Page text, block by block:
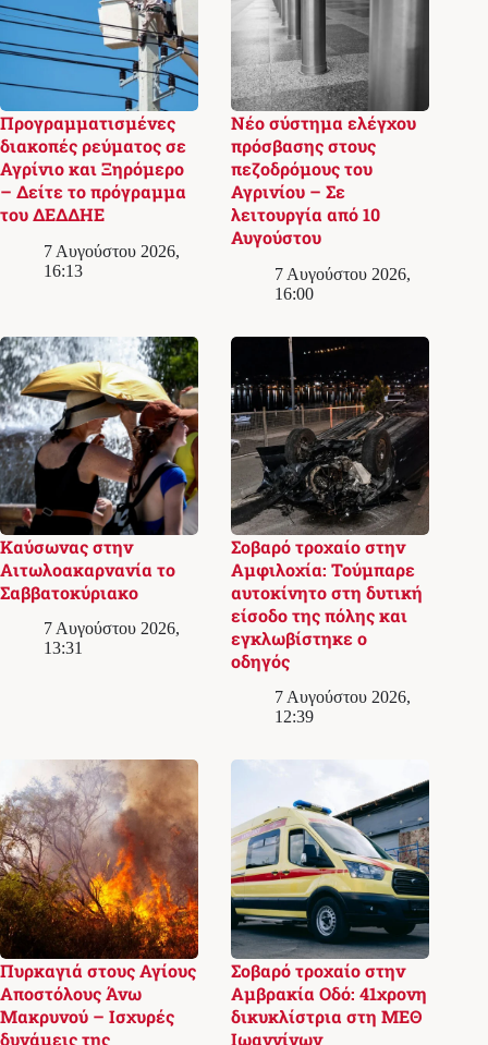
Προγραμματισμένες
διακοπές ρεύματος σε
Αγρίνιο και Ξηρόμερο
– Δείτε το πρόγραμμα
του ΔΕΔΔΗΕ
7 Αυγούστου 2026,
16:13
Νέο σύστημα ελέγχου
πρόσβασης στους
πεζοδρόμους του
Αγρινίου – Σε
λειτουργία από 10
Αυγούστου
7 Αυγούστου 2026,
16:00
Καύσωνας στην
Αιτωλοακαρνανία το
Σαββατοκύριακο
7 Αυγούστου 2026,
13:31
Σοβαρό τροχαίο στην
Αμφιλοχία: Τούμπαρε
αυτοκίνητο στη δυτική
είσοδο της πόλης και
εγκλωβίστηκε ο
οδηγός
7 Αυγούστου 2026,
12:39
Πυρκαγιά στους Αγίους
Αποστόλους Άνω
Μακρυνού – Ισχυρές
δυνάμεις της
Σοβαρό τροχαίο στην
Αμβρακία Οδό: 41χρονη
δικυκλίστρια στη ΜΕΘ
Ιωαννίνων